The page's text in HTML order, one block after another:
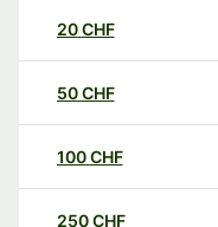
20CHF
50CHF
100CHF
250CHF